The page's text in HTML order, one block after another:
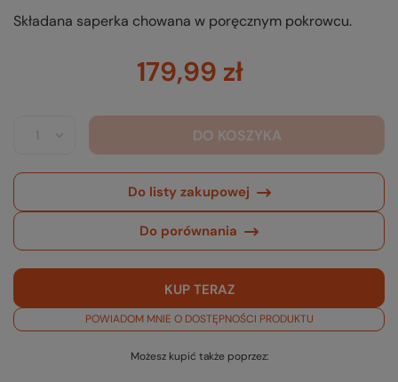
Składana saperka chowana w poręcznym pokrowcu.
179,99 zł
DO KOSZYKA
Do listy zakupowej
Do porównania
KUP TERAZ
POWIADOM MNIE O DOSTĘPNOŚCI PRODUKTU
Możesz kupić także poprzez: